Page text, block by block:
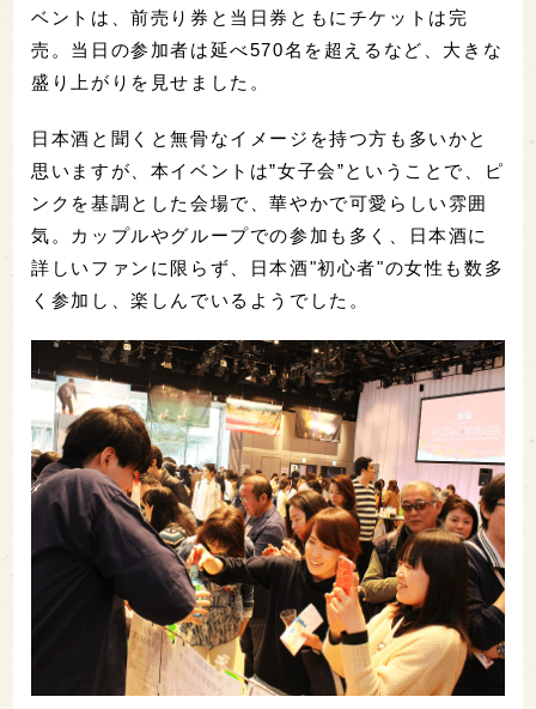
ベントは、前売り券と当日券ともにチケットは完
売。当日の参加者は延べ570名を超えるなど、大きな
盛り上がりを見せました。
日本酒と聞くと無骨なイメージを持つ方も多いかと
思いますが、本イベントは”女子会”ということで、ピ
ンクを基調とした会場で、華やかで可愛らしい雰囲
気。カップルやグループでの参加も多く、日本酒に
詳しいファンに限らず、日本酒"初心者"の女性も数多
く参加し、楽しんでいるようでした。